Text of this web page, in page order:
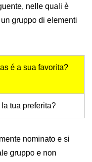
nelle quali è
gruppo di elementi
é a sua favorita?
tua preferita?
nominato e si
gruppo e non